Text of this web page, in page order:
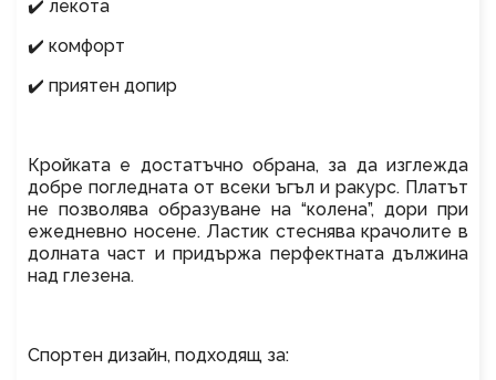
✔️ лекота
✔️ комфорт
✔️ приятен допир
Кройката е достатъчно обрана, за да изглежда
добре погледната от всеки ъгъл и ракурс. Платът
не позволява образуване на “колена”, дори при
ежедневно носене. Ластик стеснява крачолите в
долната част и придържа перфектната дължина
над глезена.
Спортен дизайн, подходящ за: